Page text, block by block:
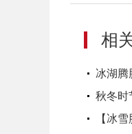
相
冰湖腾
秋冬时
【冰